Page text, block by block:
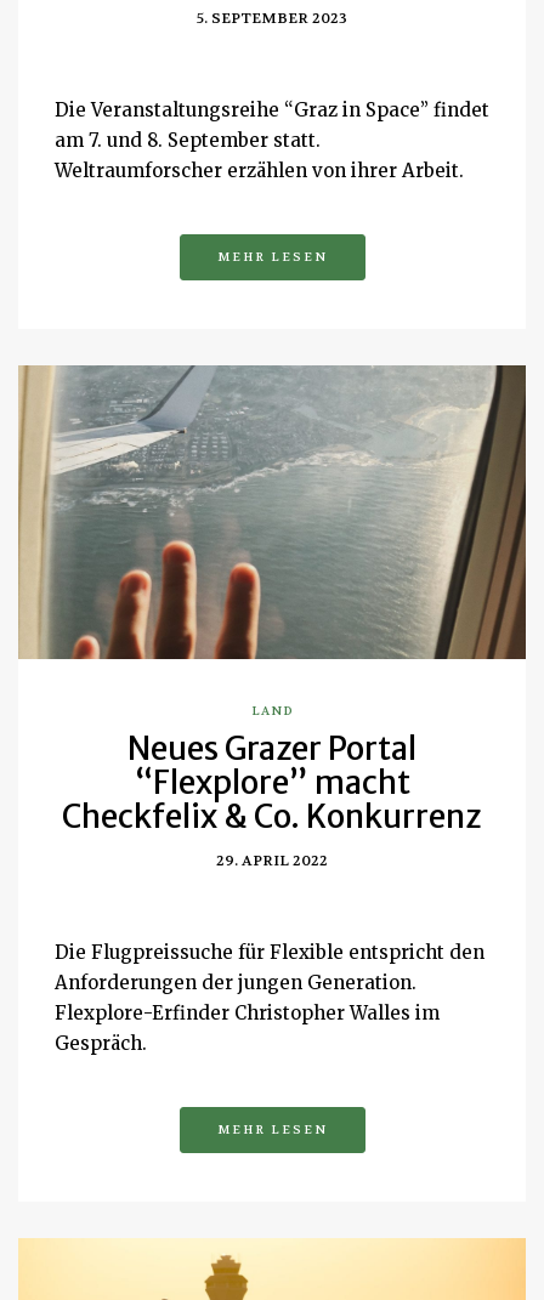
5. SEPTEMBER 2023
Die Veranstaltungsreihe “Graz in Space” findet
am 7. und 8. September statt.
Weltraumforscher erzählen von ihrer Arbeit.
MEHR LESEN
LAND
Neues Grazer Portal
“Flexplore” macht
Checkfelix & Co. Konkurrenz
29. APRIL 2022
Die Flugpreissuche für Flexible entspricht den
Anforderungen der jungen Generation.
Flexplore-Erfinder Christopher Walles im
Gespräch.
MEHR LESEN